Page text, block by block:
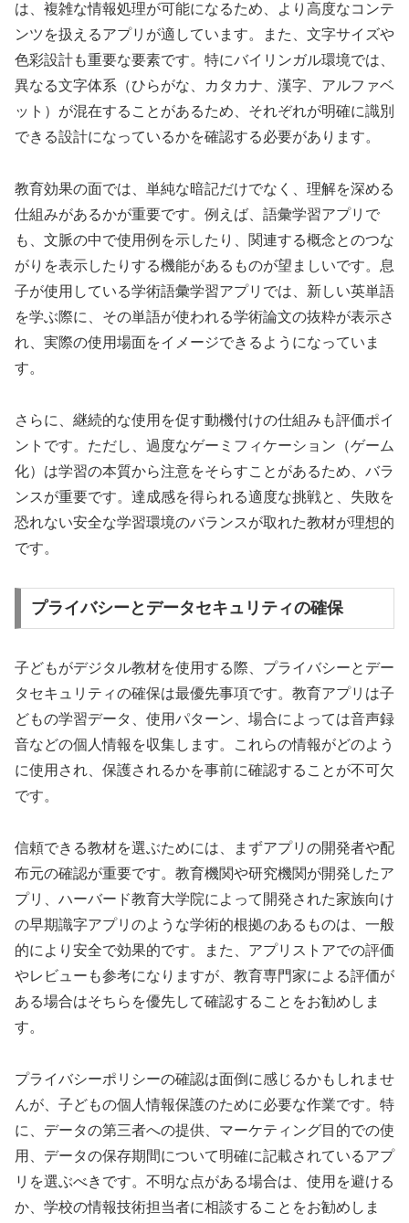
は、複雑な情報処理が可能になるため、より高度なコンテ
ンツを扱えるアプリが適しています。また、文字サイズや
色彩設計も重要な要素です。特にバイリンガル環境では、
異なる文字体系（ひらがな、カタカナ、漢字、アルファベ
ット）が混在することがあるため、それぞれが明確に識別
できる設計になっているかを確認する必要があります。
教育効果の面では、単純な暗記だけでなく、理解を深める
仕組みがあるかが重要です。例えば、語彙学習アプリで
も、文脈の中で使用例を示したり、関連する概念とのつな
がりを表示したりする機能があるものが望ましいです。息
子が使用している学術語彙学習アプリでは、新しい英単語
を学ぶ際に、その単語が使われる学術論文の抜粋が表示さ
れ、実際の使用場面をイメージできるようになっていま
す。
さらに、継続的な使用を促す動機付けの仕組みも評価ポイ
ントです。ただし、過度なゲーミフィケーション（ゲーム
化）は学習の本質から注意をそらすことがあるため、バラ
ンスが重要です。達成感を得られる適度な挑戦と、失敗を
恐れない安全な学習環境のバランスが取れた教材が理想的
です。
プライバシーとデータセキュリティの確保
子どもがデジタル教材を使用する際、プライバシーとデー
タセキュリティの確保は最優先事項です。教育アプリは子
どもの学習データ、使用パターン、場合によっては音声録
音などの個人情報を収集します。これらの情報がどのよう
に使用され、保護されるかを事前に確認することが不可欠
です。
信頼できる教材を選ぶためには、まずアプリの開発者や配
布元の確認が重要です。教育機関や研究機関が開発したア
プリ、ハーバード教育大学院によって開発された家族向け
の早期識字アプリのような学術的根拠のあるものは、一般
的により安全で効果的です。また、アプリストアでの評価
やレビューも参考になりますが、教育専門家による評価が
ある場合はそちらを優先して確認することをお勧めしま
す。
プライバシーポリシーの確認は面倒に感じるかもしれませ
んが、子どもの個人情報保護のために必要な作業です。特
に、データの第三者への提供、マーケティング目的での使
用、データの保存期間について明確に記載されているアプ
リを選ぶべきです。不明な点がある場合は、使用を避ける
か、学校の情報技術担当者に相談することをお勧めしま